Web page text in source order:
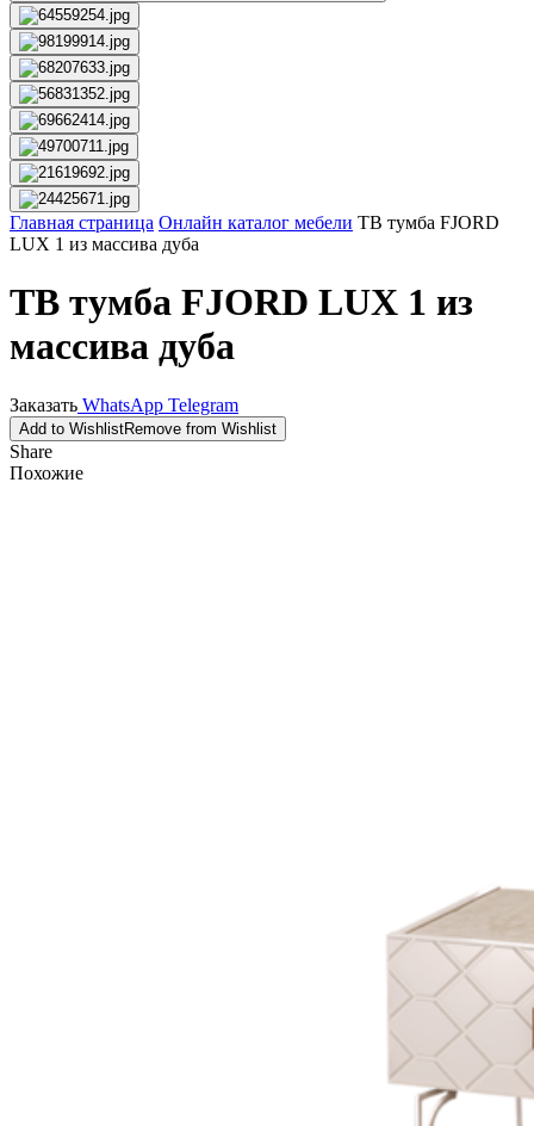
Главная страница Онлайн каталог мебели ТВ тумба FJORD
LUX 1 из массива дуба
ТВ тумба FJORD LUX 1 из
массива дуба
Заказать WhatsApp Telegram
Add to WishlistRemove from Wishlist
Share
Похожие